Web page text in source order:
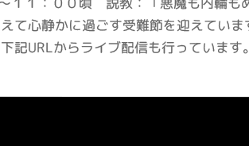
て心静かに過ごす受難節を迎えていま
記URLからライブ配信も行っています